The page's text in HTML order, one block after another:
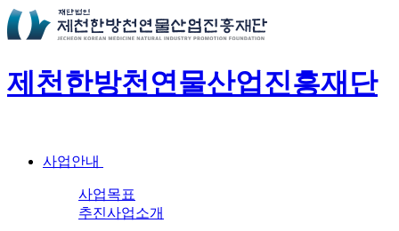
제천한방천연물산업진흥재단
사업안내
사업목표
추진사업소개